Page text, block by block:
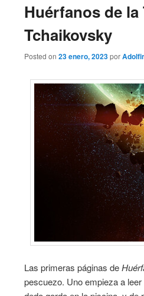
Huérfanos de
Tchaikovsky
Posted on 23 enero, 2023por
Las primeras páginas de
pescuezo. Uno empieza a